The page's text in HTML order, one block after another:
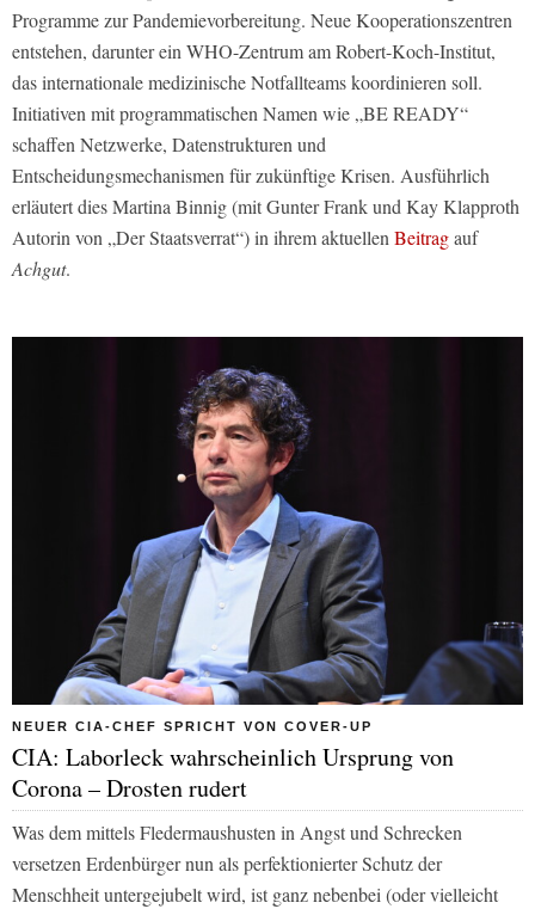
Programme zur Pandemievorbereitung. Neue Kooperationszentren
entstehen, darunter ein WHO-Zentrum am Robert-Koch-Institut,
das internationale medizinische Notfallteams koordinieren soll.
Initiativen mit programmatischen Namen wie „BE READY“
schaffen Netzwerke, Datenstrukturen und
Entscheidungsmechanismen für zukünftige Krisen. Ausführlich
erläutert dies Martina Binnig (mit Gunter Frank und Kay Klapproth
Autorin von „Der Staatsverrat“) in ihrem aktuellenBeitragauf
Achgut.
NEUER CIA-CHEF SPRICHT VON COVER-UP
CIA: Laborleck wahrscheinlich Ursprung von
Corona – Drosten rudert
Was dem mittels Fledermaushusten in Angst und Schrecken
versetzen Erdenbürger nun als perfektionierter Schutz der
Menschheit untergejubelt wird, ist ganz nebenbei (oder vielleicht